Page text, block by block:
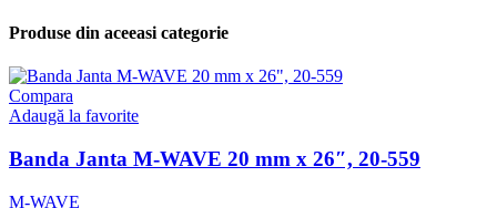
Produse din aceeasi categorie
Compara
Adaugă la favorite
Banda Janta M-WAVE 20 mm x 26″, 20-559
M-WAVE